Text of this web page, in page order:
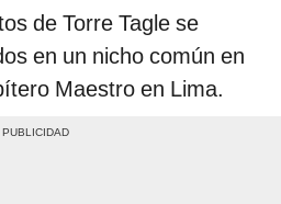
de Torre Tagle se
en un nicho común en
Maestro en Lima.